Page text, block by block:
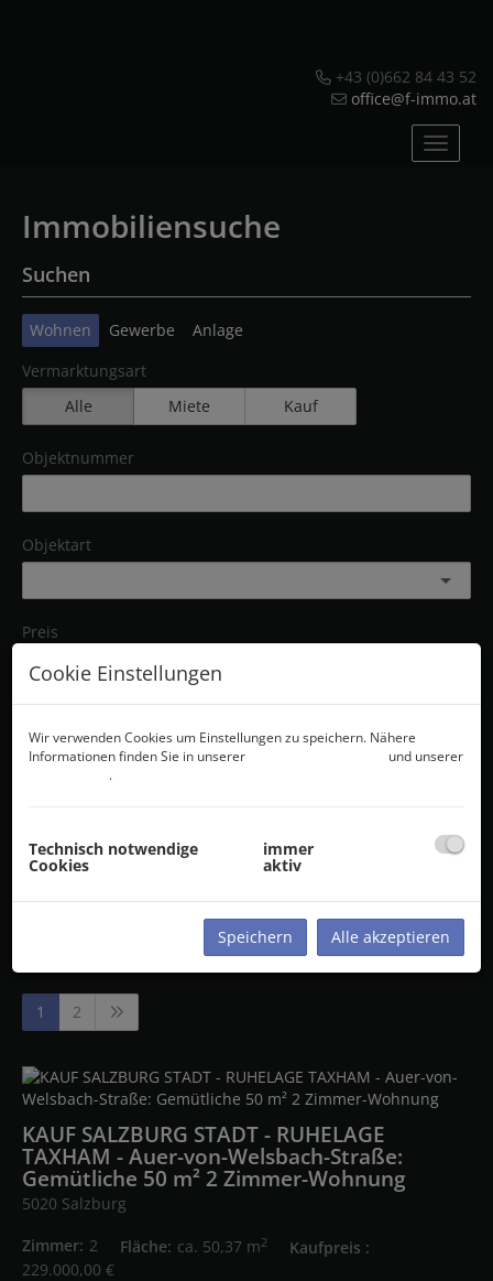
+43 (0)662 84 43 52
office@f-immo.at
Immobiliensuche
Suchen
Wohnen Gewerbe
Anlage
Vermarktungsart
Alle
Miete Kauf
Objektnummer
Objektart
Preis
-
Weitere Suchoptionen
Filter zurücksetzen
Suchen
1 2
KAUF SALZBURG STADT - RUHELAGE
TAXHAM - Auer-von-Welsbach-Straße:
Gemütliche 50 m² 2 Zimmer-Wohnung
5020 Salzburg
Zimmer 2 Fläche ca. 50,37 m2
Kaufpreis
229.000,00 €
Cookie Einstellungen
Wir verwenden Cookies um Einstellungen zu speichern. Nähere
Informationen finden Sie in unserer
und unserer
.
Technisch notwendige
Cookies
immer
aktiv
Speichern Alle akzeptieren